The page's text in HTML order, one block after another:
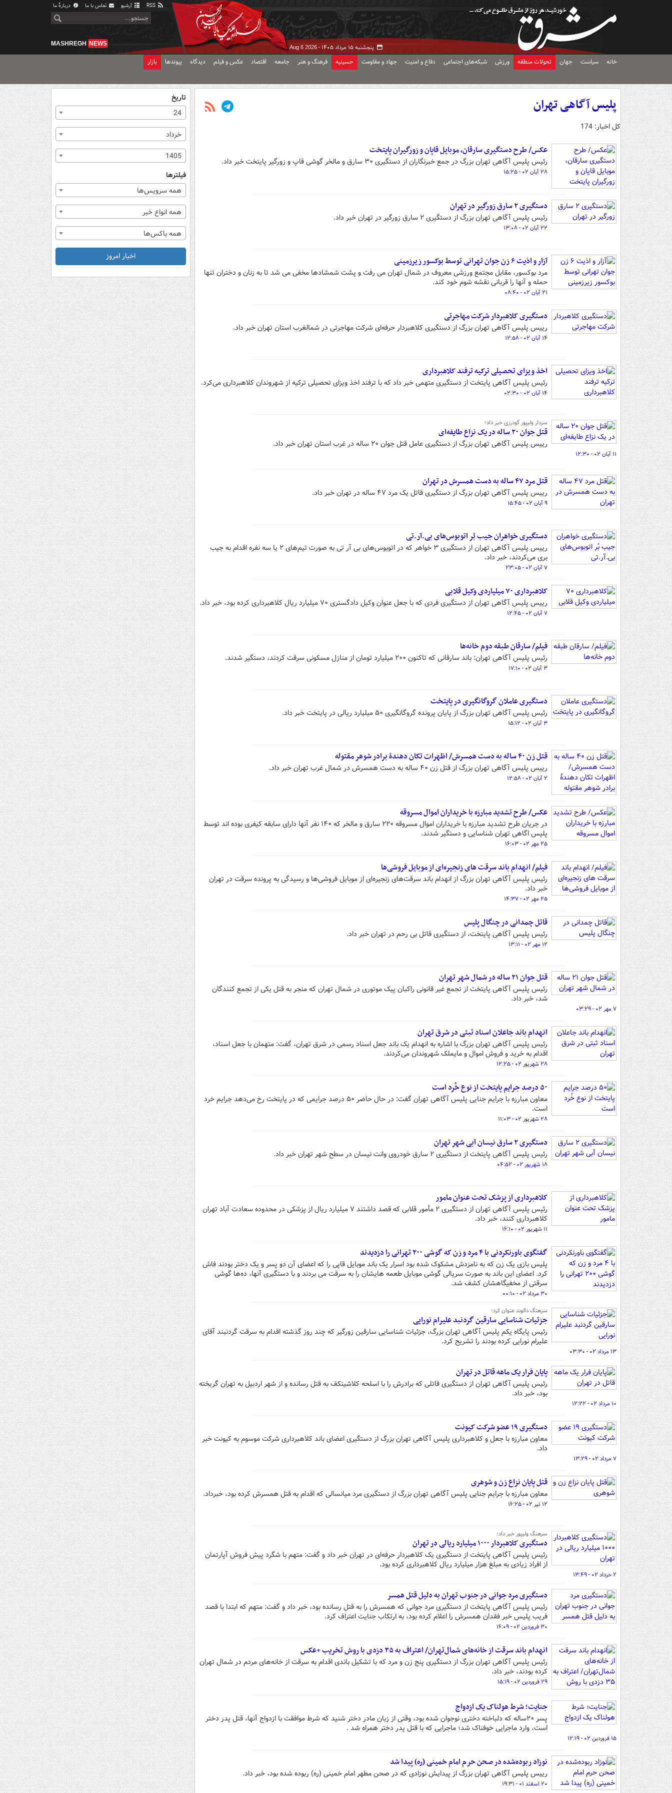
آرشیو تماس با ما دربارهٔ ما
پنجشنبه ۱۵ مرداد ۱۴۰۵ - Aug 6 2026
MASHREGH NEWS
خانه سیاست جهان تحولات منطقه ورزش شبکه‌های اجتماعی دفاع و امنیت جهاد و مقاومت حسینیه فرهنگ و هنر جامعه اقتصاد عکس و فیلم دیدگاه پیوندها بازار
پلیس آگاهی تهران
کل اخبار: 174
عکس/ طرح دستگیری سارقان، موبایل قاپان و زورگیران پایتخت
رئیس پلیس آگاهی تهران بزرگ در جمع خبرنگاران از دستگیری ۳۰ سارق و مالخر گوشی قاپ و زورگیر پایتخت خبر داد.
۲۸ آبان ۰۲ - ۱۵:۲۵
دستگیری ۲ سارق زورگیر در تهران
رئیس پلیس آگاهی تهران بزرگ از دستگیری ۲ سارق زورگیر در تهران خبر داد.
۲۲ آبان ۰۲ - ۱۳:۰۸
آزار و اذیت ۶ زن جوان تهرانی توسط بوکسور زیرزمینی
مرد بوکسور، مقابل مجتمع ورزشی معروف در شمال تهران می رفت و پشت شمشادها مخفی می شد تا به زنان و دختران تنها
حمله و آنها را قربانی نقشه شوم خود کند.
۲۱ آبان ۰۲ - ۰۸:۴۰
دستگیری کلاهبردار شرکت مهاجرتی
رییس پلیس آگاهی تهران بزرگ از دستگیری کلاهبردار حرفه‌ای شرکت مهاجرتی در شمالغرب استان تهران خبر داد.
۱۴ آبان ۰۲ - ۱۲:۵۸
اخذ ویزای تحصیلی ترکیه ترفند کلاهبرداری
رئیس پلیس آگاهی پایتخت از دستگیری متهمی خبر داد که با ترفند اخذ ویزای تحصیلی ترکیه از شهروندان کلاهبرداری می‌کرد.
۱۴ آبان ۰۲ - ۰۲:۳۰
سردار ولیپور گودرزی خبر داد؛
قتل جوان ۲۰ ساله در یک نزاع طایفه‌ای
رییس پلیس آگاهی تهران بزرگ از دستگیری عامل قتل جوان ۲۰ ساله در غرب استان تهران خبر داد.
۱۱ آبان ۰۲ - ۱۲:۳۰
قتل مرد ۴۷ ساله به دست همسرش در تهران
رییس پلیس آگاهی تهران بزرگ از دستگیری قاتل یک مرد ۴۷ ساله در تهران خبر داد.
۹ آبان ۰۲ - ۱۵:۴۵
دستگیری خواهران جیب بُر اتوبوس‌های بی.آر.تی
رییس پلیس آگاهی تهران از دستگیری ۳ خواهر که در اتوبوس‌های بی آر تی به صورت تیم‌های ۲ یا سه نفره اقدام به جیب
بری می‌کردند، خبر داد.
۷ آبان ۰۲ - ۲۳:۰۵
کلاهبرداری ۷۰ میلیاردی وکیل قلابی
رییس پلیس آگاهی تهران از دستگیری فردی که با جعل عنوان وکیل دادگستری ۷۰ میلیارد ریال کلاهبرداری کرده بود، خبر داد.
۷ آبان ۰۲ - ۱۲:۴۵
فیلم/ سارقان طبقه دوم خانه‌ها
رئیس پلیس آگاهی تهران: باند سارقانی که تاکنون ۲۰۰ میلیارد تومان از منازل مسکونی سرقت کردند، دستگیر شدند.
۳ آبان ۰۲ - ۱۷:۱۰
دستگیری عاملان گروگانگیری در پایتخت
رئیس پلیس آگاهی تهران بزرگ از پایان پرونده گروگانگیری ۵۰ میلیارد ریالی در پایتخت خبر داد.
۳ آبان ۰۲ - ۱۵:۱۲
قتل زن ۴۰ ساله به دست همسرش/ اظهرات تکان دهندۀ برادر شوهر مقتوله
رییس پلیس آگاهی تهران بزرگ از قتل زن ۴۰ ساله به دست همسرش در شمال غرب تهران خبر داد.
۲ آبان ۰۲ - ۱۲:۵۸
عکس/ طرح تشدید مبارزه با خریداران اموال مسروقه
در جریان طرح تشدید مبارزه با خریداران اموال مسروقه ۲۲۰ سارق و مالخر که ۱۴۰ نفر آنها دارای سابقه کیفری بوده اند توسط
پلیس اگاهی تهران شناسایی و دستگیر شدند.
۲۵ مهر ۰۲ - ۱۶:۰۳
فیلم/ انهدام باند سرقت های زنجیره‌ای از موبایل فروشی‌ها
رئیس پلیس آگاهی تهران بزرگ از انهدام باند سرقت‌های زنجیره‌ای از موبایل فروشی‌ها و رسیدگی به پرونده سرقت در تهران
خبر داد.
۲۵ مهر ۰۲ - ۱۴:۳۷
قاتل چمدانی در چنگال پلیس
رئیس پلیس آگاهی پایتخت، از دستگیری قاتل بی رحم در تهران خبر داد.
۱۲ مهر ۰۲ - ۱۳:۱۱
قتل جوان ۲۱ ساله در شمال شهر تهران
رئیس پلیس آگاهی پایتخت از تجمع غیر قانونی راکبان پیک موتوری در شمال تهران که منجر به قتل یکی از تجمع کنندگان
شد، خبر داد.
۷ مهر ۰۲ - ۰۳:۲۹
انهدام باند جاعلان اسناد ثبتی در شرق تهران
رئیس پلیس آگاهی تهران بزرگ با اشاره به انهدام یک باند جعل اسناد رسمی در شرق تهران، گفت: متهمان با جعل اسناد،
اقدام به خرید و فروش اموال و مایملک شهروندان می‌کردند.
۲۸ شهریور ۰۲ - ۱۲:۲۵
۵۰ درصد جرایم پایتخت از نوع خُرد است
معاون مبارزه با جرایم جنایی پلیس آگاهی تهران گفت: در حال حاضر ۵۰ درصد جرایمی که در پایتخت رخ می‌دهد جرایم خرد
است.
۲۸ شهریور ۰۲ - ۱۱:۰۳
دستگیری ۲ سارق نیسان آبی شهر تهران
رئیس پلیس آگاهی پایتخت از دستگیری ۲ سارق خودروی وانت نیسان در سطح شهر تهران خبر داد.
۱۸ شهریور ۰۲ - ۰۴:۵۲
کلاهبرداری از پزشک تحت عنوان مامور
رئیس پلیس آگاهی تهران از دستگیری ۲ مأمور قلابی که قصد داشتند ۷ میلیارد ریال از پزشکی در محدوده سعادت آباد تهران
کلاهبرداری کنند، خبر داد.
۱۱ شهریور ۰۲ - ۱۶:۱۰
گفتگوی باورنکردنی با ۴ مرد و زن که گوشی ۲۰۰ تهرانی را دزدیدند
پلیس بازی یک زن که به نامزدش مشکوک شده بود اسرار یک باند موبایل قاپی را که اعضای آن دو پسر و یک دختر بودند فاش
کرد. اعضای این باند به صورت سریالی گوشی موبایل طعمه هایشان را به سرقت می بردند و با دستگیری آنها، ده‌ها گوشی
سرقتی از مخفیگاهشان کشف شد.
۳۰ مرداد ۰۲ - ۰۰:۱۰
سرهنگ دالوند عنوان کرد؛
جزئیات شناسایی سارقین گردنبد علیرام نورایی
رئیس پایگاه یکم پلیس آگاهی تهران بزرگ، جزئیات شناسایی سارقین زورگیر که چند روز گذشته اقدام به سرقت گردنبند آقای
علیرام نورایی کرده بودند را تشریح کرد.
۱۳ مرداد ۰۲ - ۰۳:۳۰
پایان فرار یک ماهه قاتل در تهران
رئیس پلیس آگاهی تهران از دستگیری قاتلی که برادرش را با اسلحه کلاشینکف به قتل رسانده و از شهر اردبیل به تهران گریخته
بود، خبر داد.
۱۰ مرداد ۰۲ - ۱۲:۲۲
دستگیری ۱۹ عضو شرکت کیونت
معاون مبارزه با جعل و کلاهبرداری پلیس آگاهی تهران بزرگ از دستگیری اعضای باند کلاهبرداری شرکت موسوم به کیونت خبر
داد.
۷ مرداد ۰۲ - ۱۳:۲۹
قتل پایان نزاع زن و شوهری
معاون مبارزه با جرایم جنایی پلیس آگاهی تهران بزرگ از دستگیری مرد میانسالی که اقدام به قتل همسرش کرده بود، خبرداد.
۱۲ تیر ۰۲ - ۱۶:۲۵
سرهنگ ولیپور خبر داد؛
دستگیری کلاهبردار ۱۰۰۰ میلیارد ریالی در تهران
رئیس پلیس آگاهی پایتخت از دستگیری یک کلاهبردار حرفه‌ای در تهران خبر داد و گفت: متهم با شگرد پیش فروش آپارتمان
از افراد زیادی به مبلغ هزار میلیارد ریال کلاهبرداری کرده بود.
۲ خرداد ۰۲ - ۱۳:۴۹
دستگیری مرد جوانی در جنوب تهران به دلیل قتل همسر
رئیس پلیس آگاهی پایتخت از دستگیری مرد جوانی که همسرش را به قتل رسانده بود، خبر داد و گفت: متهم که ابتدا با قصد
فریب پلیس خبر فقدان همسرش را اعلام کرده بود، به ارتکاب جنایت اعتراف کرد.
۳۰ فروردین ۰۲ - ۱۶:۰۹
انهدام باند سرقت از خانه‌های شمال‌تهران/ اعتراف به ۳۵ دزدی با روش تخریب +عکس
رئیس پلیس آگاهی تهران بزرگ از دستگیری پنج زن و مرد که با تشکیل باندی اقدام به سرقت از خانه‌های مردم در شمال تهران
کرده بودند، خبر داد.
۲۹ فروردین ۰۲ - ۱۵:۱۹
جنایت؛ شرط هولناک یک ازدواج
پسر ۲۰ساله که دلباخته دختری نوجوان شده بود، وقتی از زبان مادر دختر شنید که شرط موافقت با ازدواج آنها، قتل پدر دختر
است، وارد ماجرایی خوفناک شد؛ ماجرایی که با قتل پدر دختر همراه شد .
۱۵ فروردین ۰۲ - ۱۲:۱۹
نوزاد ربوده‌شده در صحن حرم امام خمینی (ره) پیدا شد
رییس پلیس آگاهی تهران بزرگ از پیدایش نوزادی که در صحن مطهر امام خمینی (ره) ربوده شده بود، خبر داد.
۲۰ اسفند ۰۱ - ۱۹:۳۱
تاریخ
24
خرداد
1405
فیلترها
همه سرویس‌ها
همه انواع خبر
همه باکس‌ها
اخبار امروز